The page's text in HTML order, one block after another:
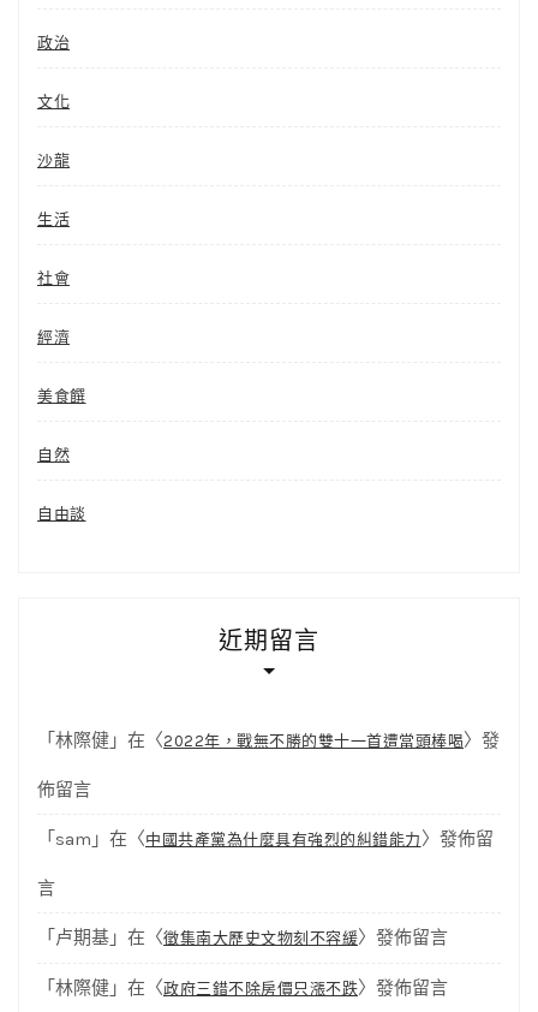
政治
文化
沙龍
生活
社會
經濟
美食饌
自然
自由談
近期留言
「 林際健 」在〈2022年，戰無不勝的雙十一首遭當頭棒喝〉發
佈留言
「 sam 」在〈中國共產黨為什麼具有強烈的糾錯能力 〉發佈留
言
「 卢期基 」在〈徵集南大歷史文物刻不容緩〉發佈留言
「 林際健 」在〈政府三錯不除房價只漲不跌〉發佈留言